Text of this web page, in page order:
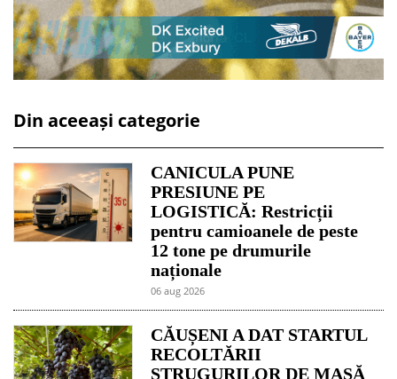
Din aceeași categorie
CANICULA PUNE
PRESIUNE PE
LOGISTICĂ: Restricții
pentru camioanele de peste
12 tone pe drumurile
naționale
06 aug 2026
CĂUȘENI A DAT STARTUL
RECOLTĂRII
STRUGURILOR DE MASĂ